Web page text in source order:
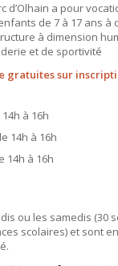
d’Olhain a pour
de 7 à 17 ans à
à dimension
et de sportivité
gratuites sur
à 16h
14h à 16h
14h à 16h
ou les samedis (30
scolaires) et sont